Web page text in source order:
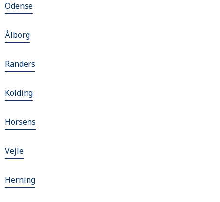
Odense
Ålborg
Randers
Kolding
Horsens
Vejle
Herning